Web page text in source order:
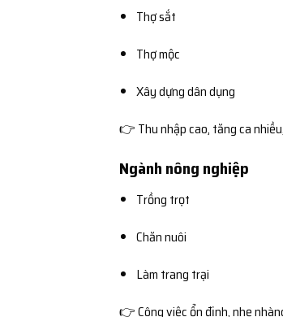
Thợ sắt
Thợ mộc
Xây dựng dân dụng
👉 Thu nhập cao, tăng ca
Ngành nông nghiệp
Trồng trọt
Chăn nuôi
Làm trang trại
👉 Công việc ổn định, nhẹ